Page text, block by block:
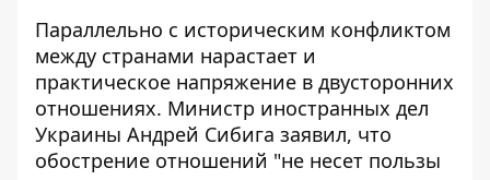
Параллельно с историческим конфликтом
между странами нарастает и
практическое напряжение в двусторонних
отношениях. Министр иностранных дел
Украины Андрей Сибига заявил, что
обострение отношений "не несет пользы